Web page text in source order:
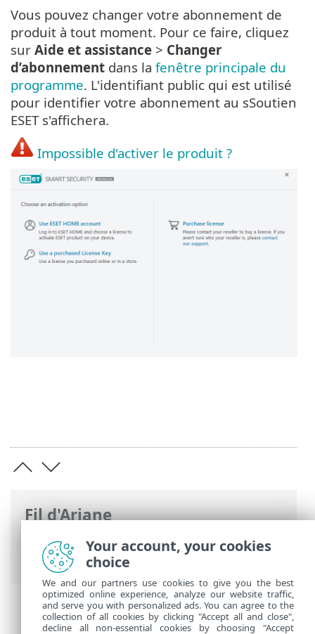
Fil d'Ariane
Aide en ligne d'ESET>ESET Small
Business Security
Activer votre produit
Vous pouvez changer votre abonnement de
produit à tout moment. Pour ce faire, cliquez
sur Aide et assistance > Changer
d’abonnement dans la fenêtre principale du
programme. L'identifiant public qui est utilisé
pour identifier votre abonnement au sSoutien
ESET s'affichera.
Impossible d'activer le produit ?
Your account, your cookies
choice
We and our partners use cookies to give you the best
optimized online experience, analyze our website traffic,
and serve you with personalized ads. You can agree to the
collection of all cookies by clicking "Accept all and close",
decline all non-essential cookies by choosing "Accept